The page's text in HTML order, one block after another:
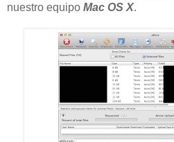
nuestro equipo Mac OS X.